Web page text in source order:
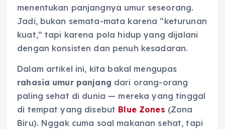
menentukan panjangnya umur seseorang.
Jadi, bukan semata-mata karena “keturunan
kuat,” tapi karena pola hidup yang dijalani
dengan konsisten dan penuh kesadaran.
Dalam artikel ini, kita bakal mengupas
rahasia umur panjang dari orang-orang
paling sehat di dunia — mereka yang tinggal
di tempat yang disebut Blue Zones (Zona
Biru). Nggak cuma soal makanan sehat, tapi